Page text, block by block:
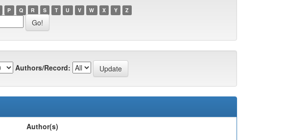
P Q R S T U V W X Y Z
Authors/Record:
Author(s)